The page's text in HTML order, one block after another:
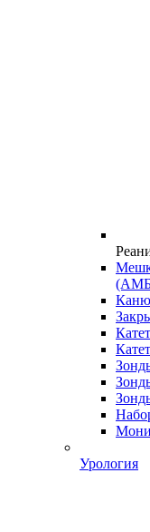
Урология